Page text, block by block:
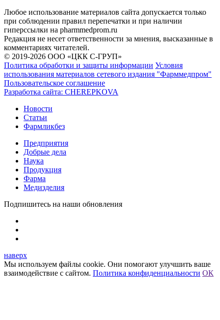
Любое использование материалов сайта допускается только
при соблюдении правил перепечатки и при наличии
гиперссылки на pharmmedprom.ru
Редакция не несет ответственности за мнения, высказанные в
комментариях читателей.
© 2019-2026 ООО «ЦКК С-ГРУП»
Политика обработки и защиты информации Условия
использования материалов сетевого издания "Фарммедпром"
Пользовательское соглашение
Разработка сайта: CHEREPKOVA
Новости
Статьи
Фармликбез
Предприятия
Добрые дела
Наука
Продукция
Фарма
Медизделия
Подпишитесь на наши обновления
наверх
Мы используем файлы cookie. Они помогают улучшить ваше
взаимодействие с сайтом. Политика конфиденциальности ОК